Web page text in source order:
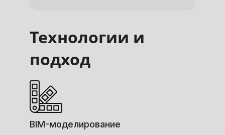
Технологии и
подход
BIM-моделирование